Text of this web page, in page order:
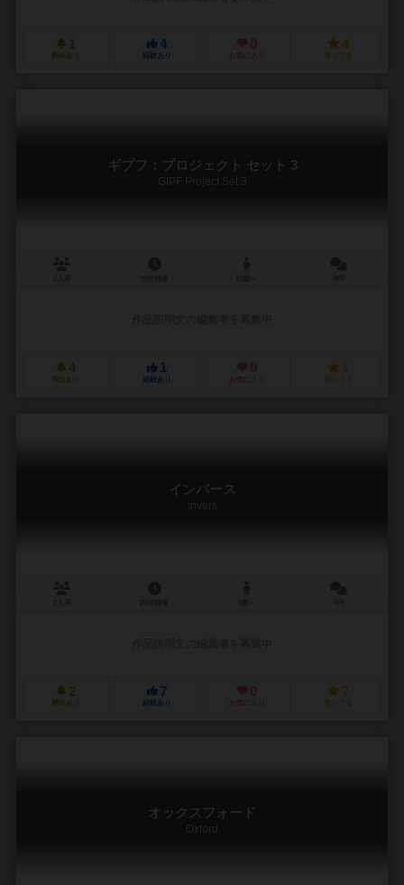
1
興味あり
4
経験あり
0
お気に入り
4
持ってる
ギプフ：プロジェクト セット 3
GIPF Project Set 3
4
興味あり
1
経験あり
0
お気に入り
1
持ってる
インバース
Invers
2
興味あり
7
経験あり
0
お気に入り
7
持ってる
オックスフォード
Oxford